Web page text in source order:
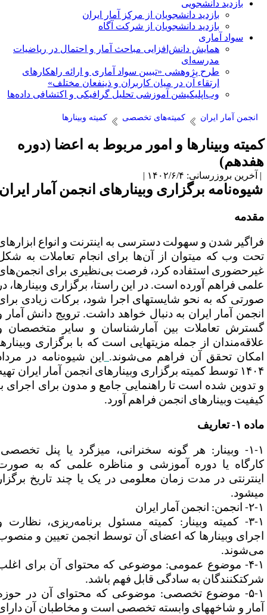
بازدید دانشجویی
بازدید دانشجویان از مرکز آمار ایران
بازدید دانشجویان از شرکت آگاه
سواد آماری
همایش دانش‌افزایی مباحث آمار و احتمال در ریاضیات
مدرسه‌ای
طرح پژوهشی «تبیین سواد آماری و ارائه راهکارهای
ارتقاء آن در میان کاربران و ذینفعان مختلف»
وب‌اپلیکیشن آموزشی تحلیل گرافیکی و اکتشافی داده‌ها
انجمن آمار ایران کمیته‌های تخصصی کمیته وبینارها
وبینارها و امور مربوط به اعضا (دوره
بروزرسانی: ۱۴۰۲/۶/۴ |
برگزاری وبینارهای انجمن آمار ایران
شدن و سهولت دسترسی به اینترنت و انواع ابزارهای
وب که میتوان از آن‌ها برای انجام تعاملات به شکل
استفاده کرد، فرصت بی‌نظیری برای انجمن‌های
فراهم آورده است. در این راستا، برگزاری وبینارها، در
صورتی که به نحو شایسته‎ای اجرا شود، برکات زیادی برای
آمار ایران به دنبال خواهد داشت. ترویج دانش آمار و
تعاملات بین آمارشناسان و سایر متخصصان و
علاقه‌مندان از جمله مزیت‎هایی است که با برگزاری وبینارها
تحقق آن فراهممی‌شوند. این شیوه‌نامه در مرداد
۱۴۰۴ توسط کمیته برگزاری وبینارهای انجمن آمار ایران تهیه
تدوین شده است تا راهنمایی جامع و مدون برای اجرای با
وبینارهای انجمن فراهم آورد.
۱- تعاریف
۱-۱- وبینار: هر گونه سخنرانی، میزگرد یا پنل تخصصی،
یا دوره آموزشی و مناظره علمی که به صورت
در مدت زمان معلومی در یک یا چند تاریخ برگزار
شود.
انجمن آمار ایران
وبینار: کمیته
مسئول برنامه‌ریزی، نظارت و
وبینارها که اعضای آن توسط انجمن تعیین و منصوب
۴-۱- موضوع عمومی: موضوعی که محتوای آن برای اغلب
کنندگان به سادگی قابل فهم باشد.
۵-۱- موضوع تخصصی: موضوعی که محتوای آن در حوزه
و شاخههای وابسته تخصصی است و مخاطبان آن دارای